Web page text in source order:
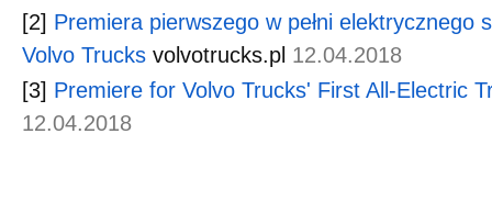
[2] Premiera pierwszego w pełni elektrycznego
Volvo Trucks volvotrucks.pl 12.04.2018
[3] Premiere for Volvo Trucks' First All-Electric
12.04.2018